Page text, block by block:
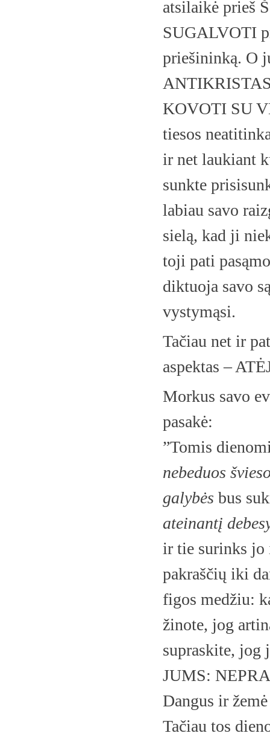
atsilaikė prieš
SUGALVOTI
priešininką. O
KOVOTI SU
tiesos
ir net laukiant
sunkte
labiau savo
sielą, kad ji
toji pati
diktuoja savo
vystymąsi.
Tačiau net ir
aspektas –
Morkus savo
pasakė:
”Tomis
nebeduos
galybės bus
ateinantį
ir tie surinks jo
pakraščių iki
figos medžiu:
žinote, jog
supraskite, jog
JUMS:
Dangus ir
Tačiau tos